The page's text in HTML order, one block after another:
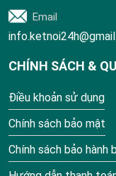
Email
CHÍNH SÁCH &
Điều khoản sử dụng
Chính sách bảo mật
Chính sách bảo hành